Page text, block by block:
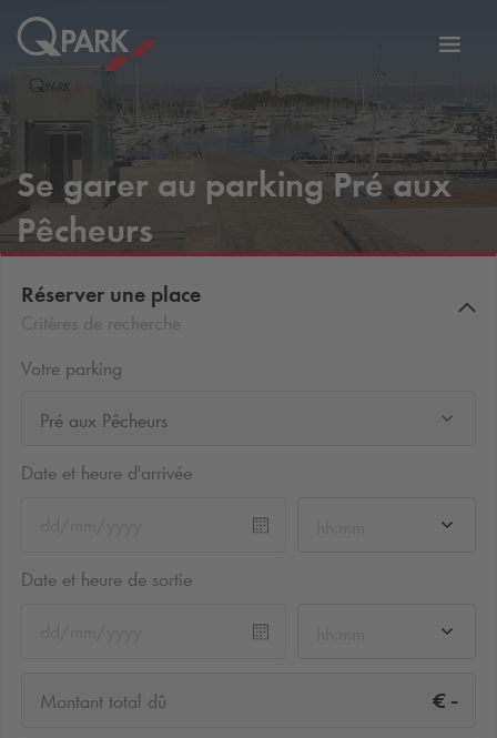
la
Se garer au parking Pré aux
Pêcheurs
Réserver une place
Votre parking
Pré aux Pêcheurs
Date et heure d'arrivée
Date et heure de sortie
Montant total dû € -